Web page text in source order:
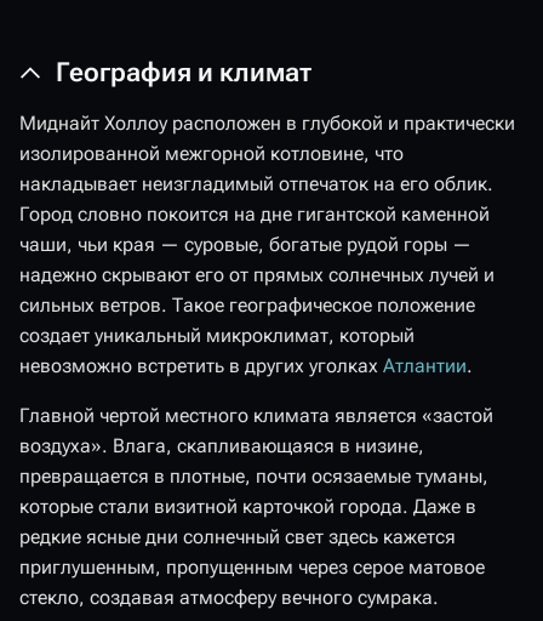
География и климат
Миднайт Холлоу расположен в глубокой и практически
изолированной межгорной котловине, что
накладывает неизгладимый отпечаток на его облик.
Город словно покоится на дне гигантской каменной
чаши, чьи края — суровые, богатые рудой горы —
надежно скрывают его от прямых солнечных лучей и
сильных ветров. Такое географическое положение
создает уникальный микроклимат, который
невозможно встретить в других уголках Атлантии.
Главной чертой местного климата является «застой
воздуха». Влага, скапливающаяся в низине,
превращается в плотные, почти осязаемые туманы,
которые стали визитной карточкой города. Даже в
редкие ясные дни солнечный свет здесь кажется
приглушенным, пропущенным через серое матовое
стекло, создавая атмосферу вечного сумрака.